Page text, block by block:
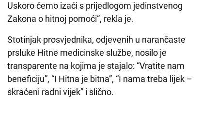
Uskoro ćemo izaći s prijedlogom jedinstvenog
Zakona o hitnoj pomoći”, rekla je.
Stotinjak prosvjednika, odjevenih u narančaste
prsluke Hitne medicinske službe, nosilo je
transparente na kojima je stajalo: “Vratite nam
beneficiju”, “I Hitna je bitna”, “I nama treba lijek –
skraćeni radni vijek” i slično.